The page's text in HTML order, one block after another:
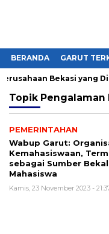
BERANDA GARUT
Bekasi yang
Topik Pengalaman
PEMERINTAHAN
Wabup Garut:
Kemahasiswaan,
sebagai Sumber
Mahasiswa
Kamis, 23 November 2023 -